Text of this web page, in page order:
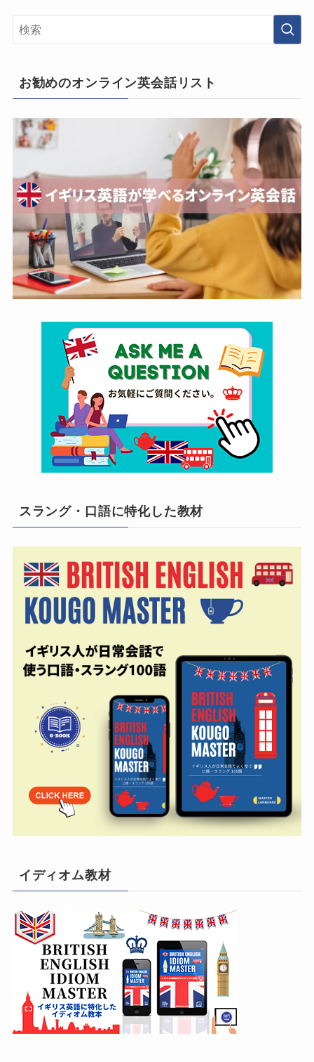
お勧めのオンライン英会話リスト
スラング・口語に特化した教材
イディオム教材